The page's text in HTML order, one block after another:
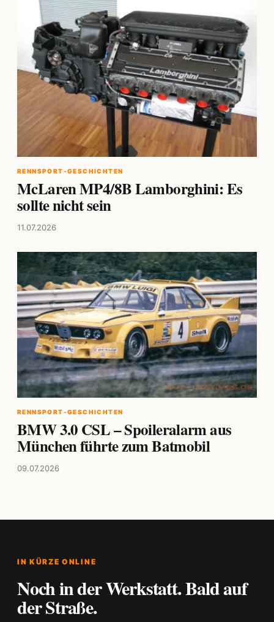
RENNSPORT-GESCHICHTEN
McLaren MP4/8B Lamborghini: Es
sollte nicht sein
11.07.2026
RENNSPORT-GESCHICHTEN
BMW 3.0 CSL – Spoileralarm aus
München führte zum Batmobil
09.07.2026
IN KÜRZE ONLINE
Noch in der Werkstatt. Bald auf
der Straße.